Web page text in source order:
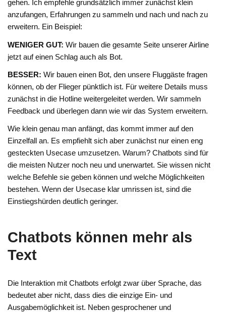
gehen. Ich empfehle grundsätzlich immer zunächst klein
anzufangen, Erfahrungen zu sammeln und nach und nach zu
erweitern. Ein Beispiel:
WENIGER GUT: Wir bauen die gesamte Seite unserer Airline
jetzt auf einen Schlag auch als Bot.
BESSER: Wir bauen einen Bot, den unsere Fluggäste fragen
können, ob der Flieger pünktlich ist. Für weitere Details muss
zunächst in die Hotline weitergeleitet werden. Wir sammeln
Feedback und überlegen dann wie wir das System erweitern.
Wie klein genau man anfängt, das kommt immer auf den
Einzelfall an. Es empfiehlt sich aber zunächst nur einen eng
gesteckten Usecase umzusetzen. Warum? Chatbots sind für
die meisten Nutzer noch neu und unerwartet. Sie wissen nicht
welche Befehle sie geben können und welche Möglichkeiten
bestehen. Wenn der Usecase klar umrissen ist, sind die
Einstiegshürden deutlich geringer.
Chatbots können mehr als
Text
Die Interaktion mit Chatbots erfolgt zwar über Sprache, das
bedeutet aber nicht, dass dies die einzige Ein- und
Ausgabemöglichkeit ist. Neben gesprochener und